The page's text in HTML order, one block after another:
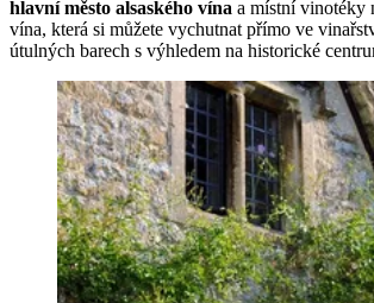
hlavní město alsaského vína a místní vinotéky
vína, která si můžete vychutnat přímo ve
útulných barech s výhledem na historické